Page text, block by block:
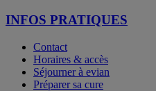
INFOS PRATIQUES
Contact
Horaires & accès
Séjourner à evian
Préparer sa cure